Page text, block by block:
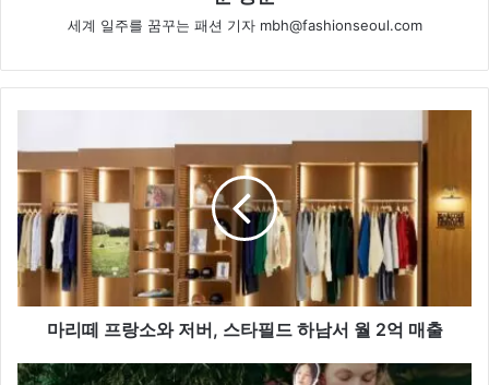
세계 일주를 꿈꾸는 패션 기자 mbh@fashionseoul.com
떼
랑
소
와
저
버,
필
마리떼 프랑소와 저버, 스타필드 하남서 월 2억 매출
포